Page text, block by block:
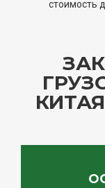
стоимость